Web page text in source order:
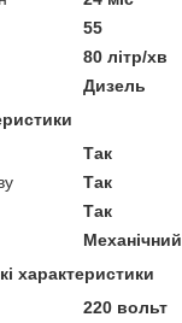
55
80 літр/хв
Дизель
Так
Так
Так
Механічний
характеристики
220 вольт